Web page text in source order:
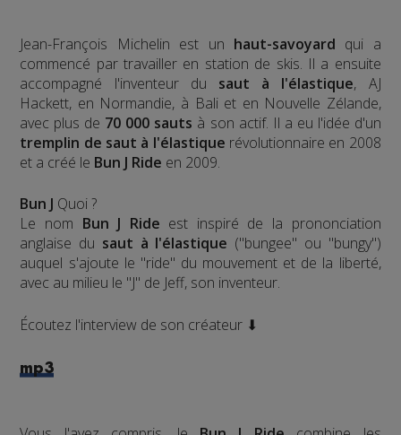
Jean-François Michelin est un haut-savoyard qui a
commencé par travailler en station de skis. Il a ensuite
accompagné l'inventeur du saut à l'élastique, AJ
Hackett, en Normandie, à Bali et en Nouvelle Zélande,
avec plus de 70 000 sauts à son actif. Il a eu l'idée d'un
tremplin de saut à l'élastique révolutionnaire en 2008
et a créé le Bun J Ride en 2009.
Bun J Quoi ?
Le nom Bun J Ride est inspiré de la prononciation
anglaise du saut à l'élastique ("bungee" ou "bungy")
auquel s'ajoute le "ride" du mouvement et de la liberté,
avec au milieu le "J" de Jeff, son inventeur.
Écoutez l'interview de son créateur ⬇
mp3